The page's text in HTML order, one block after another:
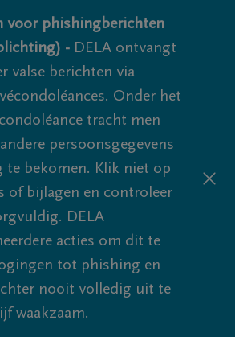
voor phishingberichten
- DELA ontvangt
valse berichten via
Onder het
tracht men
persoonsgegevens
te bekomen. Klik niet op
of bijlagen en controleer
DELA
acties om dit te
tot phishing en
nooit volledig uit te
waakzaam.